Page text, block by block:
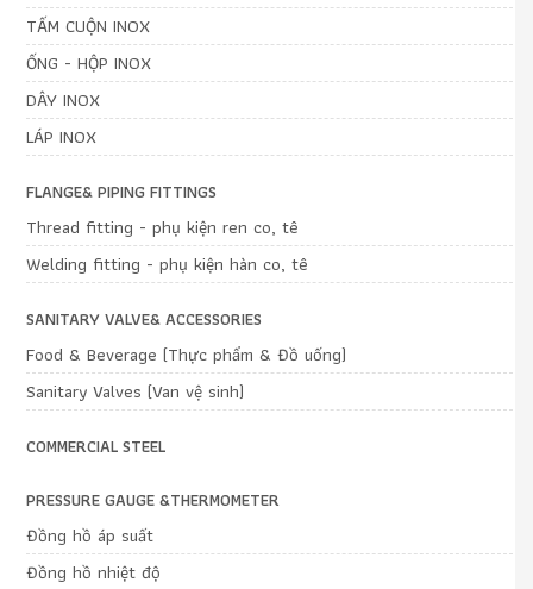
TẤM CUỘN INOX
ỐNG - HỘP INOX
DÂY INOX
LÁP INOX
FLANGE& PIPING FITTINGS
Thread fitting - phụ kiện ren co, tê
Welding fitting - phụ kiện hàn co, tê
SANITARY VALVE& ACCESSORIES
Food & Beverage (Thực phẩm & Đồ uống)
Sanitary Valves (Van vệ sinh)
COMMERCIAL STEEL
PRESSURE GAUGE &THERMOMETER
Đồng hồ áp suất
Đồng hồ nhiệt độ